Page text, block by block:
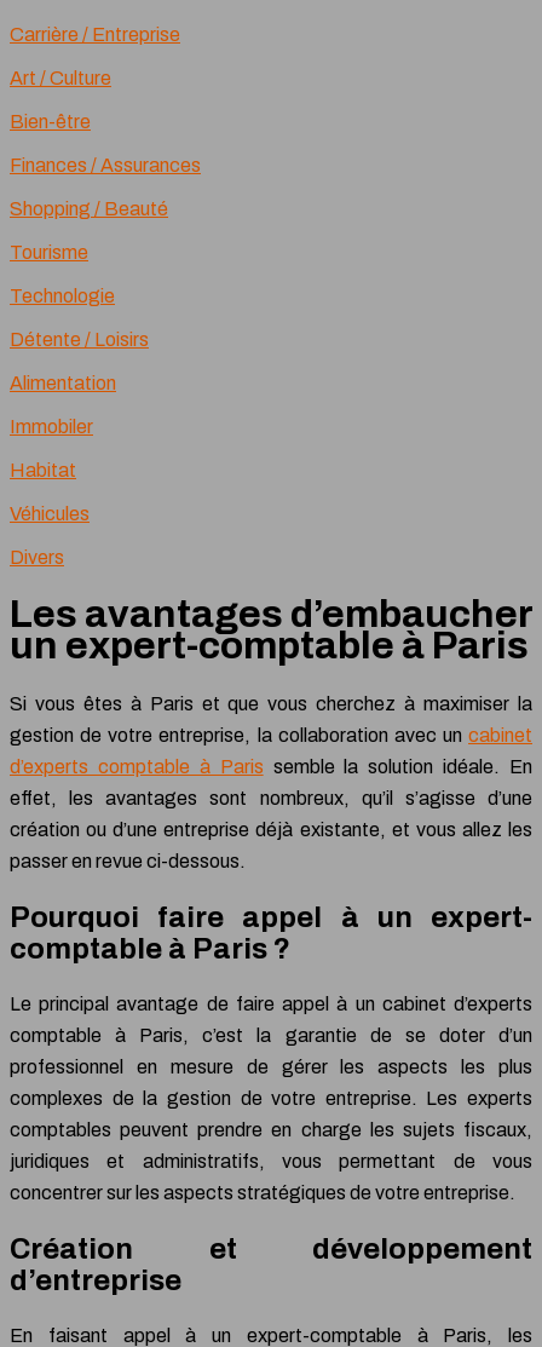
Carrière / Entreprise
Art / Culture
Bien-être
Finances / Assurances
Shopping / Beauté
Tourisme
Technologie
Détente / Loisirs
Alimentation
Immobiler
Habitat
Véhicules
Divers
Les avantages d’embaucher
un expert-comptable à Paris
Si vous êtes à Paris et que vous cherchez à maximiser la
gestion de votre entreprise, la collaboration avec un cabinet
d’experts comptable à Paris semble la solution idéale. En
effet, les avantages sont nombreux, qu’il s’agisse d’une
création ou d’une entreprise déjà existante, et vous allez les
passer en revue ci-dessous.
Pourquoi faire appel à un expert-
comptable à Paris ?
Le principal avantage de faire appel à un cabinet d’experts
comptable à Paris, c’est la garantie de se doter d’un
professionnel en mesure de gérer les aspects les plus
complexes de la gestion de votre entreprise. Les experts
comptables peuvent prendre en charge les sujets fiscaux,
juridiques et administratifs, vous permettant de vous
concentrer sur les aspects stratégiques de votre entreprise.
Création et développement
d’entreprise
En faisant appel à un expert-comptable à Paris, les